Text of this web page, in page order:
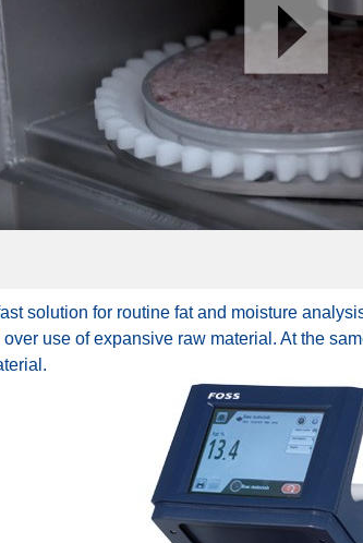
solution for routine fat and moisture
use of expansive raw material. At the